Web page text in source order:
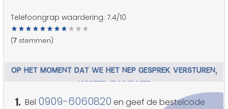
Telefoongrap waardering: 7.4/10
(7 stemmen)
OP HET MOMENT DAT WE HET NEP GESPREK VERSTUREN,
LUISTER JE LIVE MEE
1. Bel 0909-6060820 en geef de bestelcode